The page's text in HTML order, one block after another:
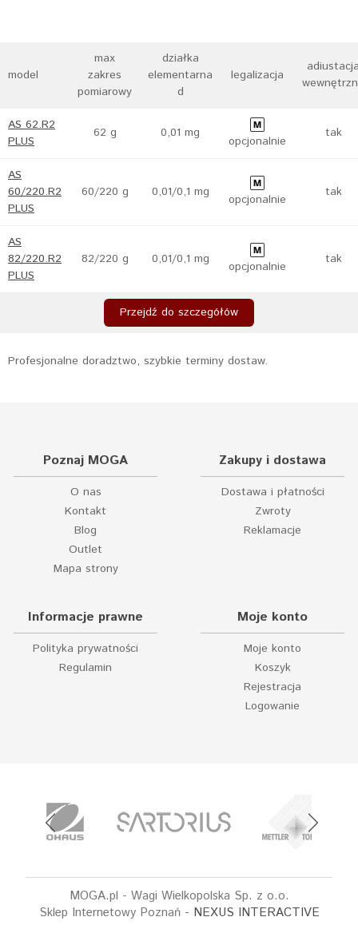
model
max
zakres
pomiarowy
działka
elementarna
d
legalizacja
AS 62.R2
PLUS
62 g 0,01 mg
opcjonalnie
tak
AS
60/220.R2
PLUS
60/220 g 0,01/0,1 mg opcjonalnie tak
AS
82/220.R2
PLUS
82/220 g 0,01/0,1 mg opcjonalnie tak
Przejdź do szczegółów
Profesjonalne doradztwo, szybkie terminy dostaw.
Poznaj MOGA
O nas
Kontakt
Blog
Outlet
Mapa strony
Zakupy i dostawa
Dostawa i płatności
Zwroty
Reklamacje
Informacje prawne
Polityka prywatności
Regulamin
Moje konto
Moje konto
Koszyk
Rejestracja
Logowanie
MOGA.pl - Wagi Wielkopolska Sp. z o.o.
Sklep Internetowy Poznań - NEXUS INTERACTIVE